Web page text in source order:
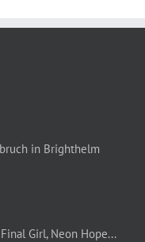
in Brighthelm
Girl, Neon Hope...